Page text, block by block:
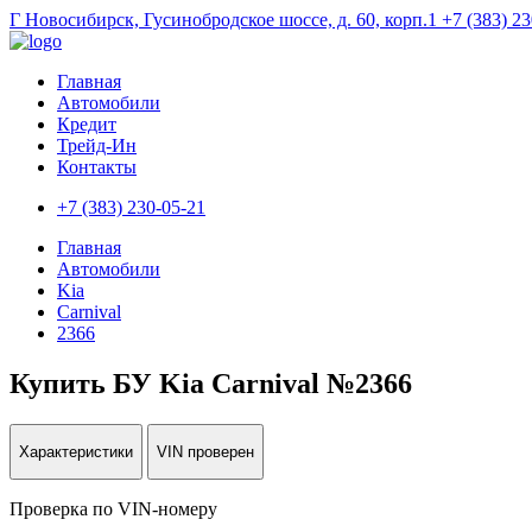
Г Новосибирск, Гусинобродское шоссе, д. 60, корп.1 +7 (383)
Главная
Автомобили
Кредит
Трейд-Ин
Контакты
+7 (383) 230-05-21
Главная
Автомобили
Kia
Carnival
2366
Купить БУ Kia Carnival №2366
Характеристики VIN проверен
Проверка по VIN-номеру